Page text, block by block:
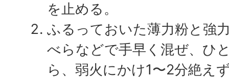
を止める。
ふるっておいた薄力粉と強
べらなどで手早く混ぜ、ひ
ら、弱火にかけ1〜2分絶え